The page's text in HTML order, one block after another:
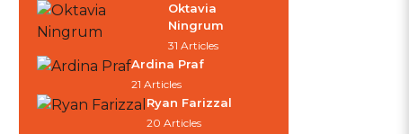
Oktavia
Ningrum
31 Articles
Ardina Praf
21 Articles
Ryan Farizzal
20 Articles